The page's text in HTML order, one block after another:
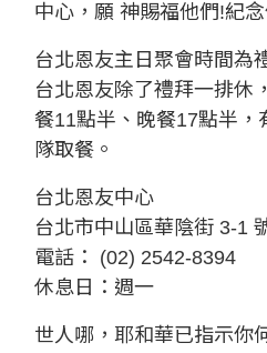
中心，願 神賜福他們!紀
台北恩友主日聚會時間為
台北恩友除了禮拜一排休
餐11點半、晚餐17點半，
隊取餐。
台北恩友中心
台北市中山區華陰街 3-1
電話： (02) 2542-8394
休息日：週一
世人哪，耶和華已指示你